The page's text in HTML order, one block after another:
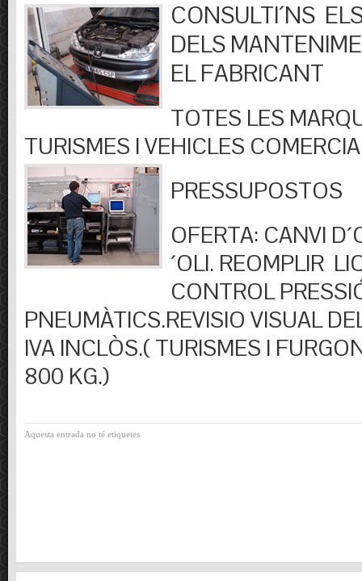
CONSULTI´NS
DELS
EL FABRICANT
TOTES LES
TURISMES I VEHICLES
PRESSUPOSTOS
OFERTA: CANVI
´OLI. REOMPLIR
CONTROL
PNEUMÀTICS.REVISIO VISUAL
IVA INCLÒS.( TURISMES I
800 KG.)
Aquesta entrada no té etiquetes